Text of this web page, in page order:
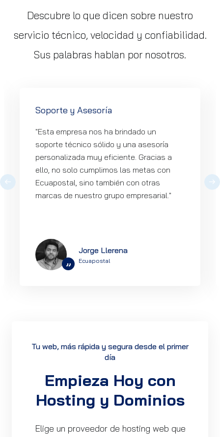
Descubre lo que dicen sobre nuestro
servicio técnico, velocidad y confiabilidad.
Sus palabras hablan por nosotros.
Soporte y Asesoría
"Esta empresa nos ha brindado un
soporte técnico sólido y una asesoría
personalizada muy eficiente. Gracias a
ello, no solo cumplimos las metas con
Ecuapostal, sino también con otras
marcas de nuestro grupo empresarial."
”
Jorge Llerena
Ecuapostal
Tu web, más rápida y segura desde el primer
día
Empieza Hoy con
Hosting y Dominios
Elige un proveedor de hosting web que